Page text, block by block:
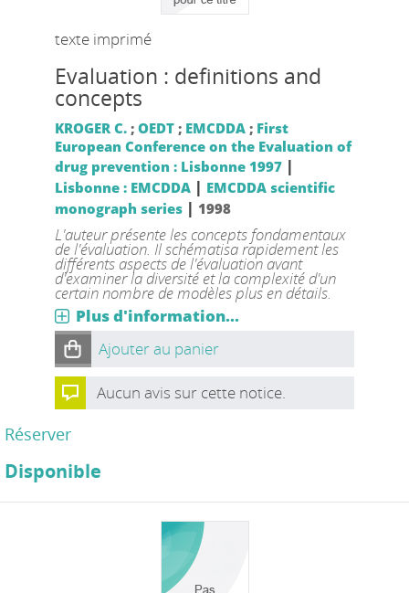
texte imprimé
Evaluation : definitions and
concepts
KROGER C.; OEDT; EMCDDA; First
European Conference on the Evaluation of
drug prevention : Lisbonne 1997 |
Lisbonne : EMCDDA| EMCDDA scientific
monograph series| 1998
L'auteur présente les concepts fondamentaux
de l'évaluation. Il schématisa rapidement les
différents aspects de l'évaluation avant
d'examiner la diversité et la complexité d'un
certain nombre de modèles plus en détails.
Plus d'information...
Ajouter au panier
Aucun avis sur cette notice.
Réserver
Disponible